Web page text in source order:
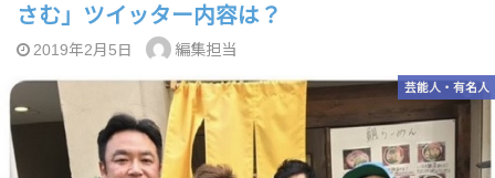
さむ」ツイッター内容は？
2019年2月5日 編集担当
芸能人・有名人